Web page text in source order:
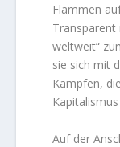
Flammen
Transparent
weltweit“
sie sich mit
Kämpfen,
Auf der